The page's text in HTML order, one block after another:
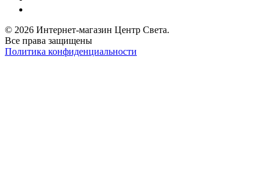
© 2026 Интернет-магазин Центр Света.
Все права защищены
Политика конфиденциальности